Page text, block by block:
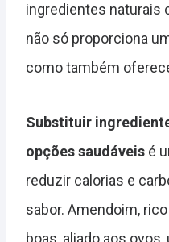
ingredientes naturais
não só proporciona
como também
Substituir
opções saudáveis é
reduzir calorias e
sabor. Amendoim,